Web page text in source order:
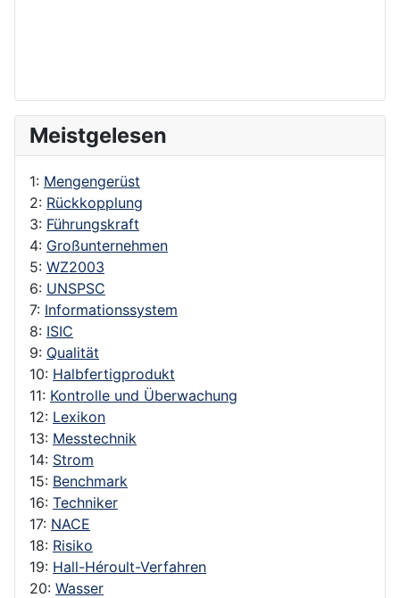
Meistgelesen
1: Mengengerüst
2: Rückkopplung
3: Führungskraft
4: Großunternehmen
5: WZ2003
6: UNSPSC
7: Informationssystem
8: ISIC
9: Qualität
10: Halbfertigprodukt
11: Kontrolle und Überwachung
12: Lexikon
13: Messtechnik
14: Strom
15: Benchmark
16: Techniker
17: NACE
18: Risiko
19: Hall-Héroult-Verfahren
20: Wasser